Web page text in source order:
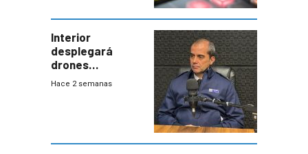
Interior
desplegará
drones
autónomos para
Hace 2 semanas